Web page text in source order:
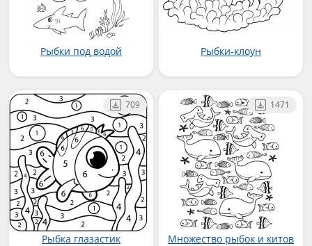
Рыбки под водой Рыбки-клоун
Рыбка глазастик
709
Множество рыбок и китов
1471